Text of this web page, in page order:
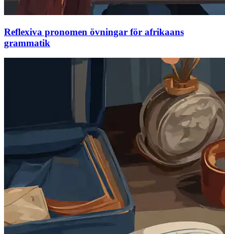
Reflexiva pronomen övningar för afrikaans
grammatik